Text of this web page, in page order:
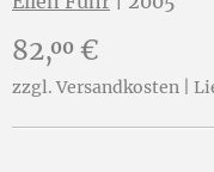
Preis:
82,00 €
zzgl. Versandkosten |